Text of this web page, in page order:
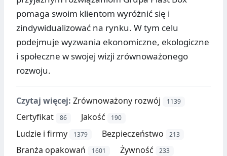
pomaga swoim klientom wyróżnić się i
zindywidualizować na rynku. W tym celu
podejmuje wyzwania ekonomiczne, ekologiczne
i społeczne w swojej wizji zrównoważonego
rozwoju.
Czytaj więcej: Zrównoważony rozwój 1139
Certyfikat 86 Jakość 190
Ludzie i firmy 1379 Bezpieczeństwo 213
Branża opakowań 1601 Żywność 233